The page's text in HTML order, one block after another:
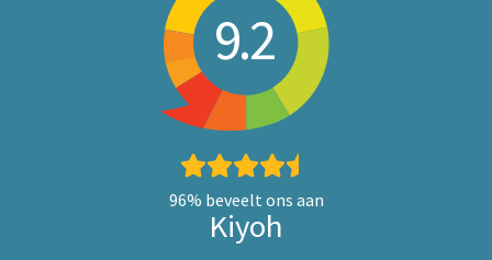
9.2
96% beveelt ons aan
Kiyoh